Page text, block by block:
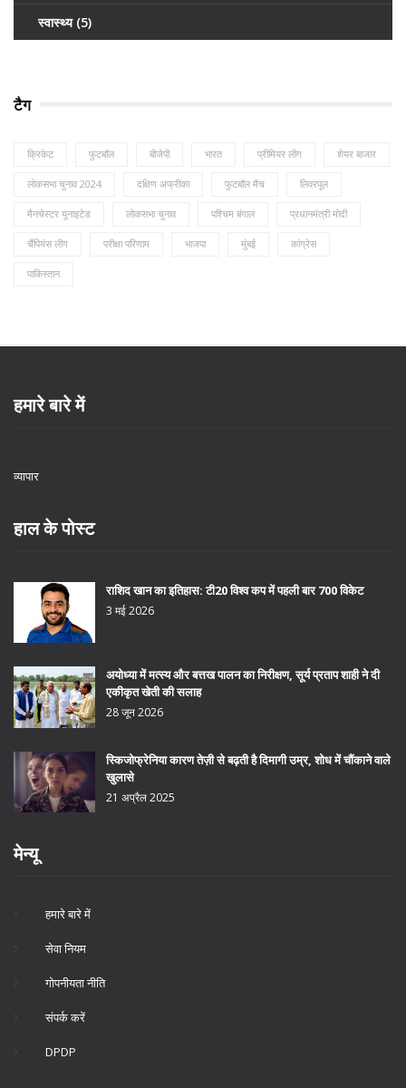
स्वास्थ्य (5)
टैग
क्रिकेट फुटबॉल बीजेपी भारत प्रीमियर लीग शेयर बाजार
लोकसभा चुनाव 2024 दक्षिण अफ्रीका फुटबॉल मैच लिवरपूल
मैनचेस्टर यूनाइटेड लोकसभा चुनाव पश्चिम बंगाल प्रधानमंत्री मोदी
चैंपियंस लीग परीक्षा परिणाम भाजपा मुंबई कांग्रेस
पाकिस्तान
हमारे बारे में
व्यापार
हाल के पोस्ट
राशिद खान का इतिहास: टी20 विश्व कप में पहली बार 700 विकेट
3 मई 2026
अयोध्या में मत्स्य और बत्तख पालन का निरीक्षण, सूर्य प्रताप शाही ने दी
एकीकृत खेती की सलाह
28 जून 2026
स्किजोफ्रेनिया कारण तेज़ी से बढ़ती है दिमागी उम्र, शोध में चौंकाने वाले
खुलासे
21 अप्रैल 2025
मेन्यू
हमारे बारे में
सेवा नियम
गोपनीयता नीति
संपर्क करें
DPDP